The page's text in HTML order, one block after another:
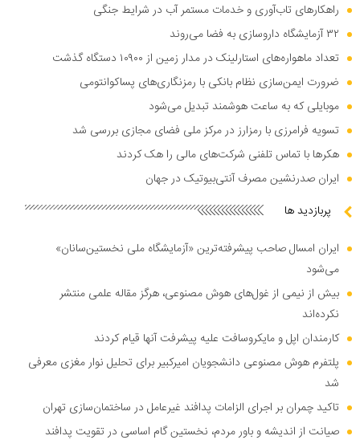
راهکار‌های تاب‌آوری و خدمات مستمر آب در شرایط جنگی
۳۲ آزمایشگاه داروسازی به فضا می‌روند
تعداد ماهواره‌های استارلینک در مدار زمین از ۱۰۹۰۰ دستگاه گذشت
ضرورت ایمن‌سازی نظام بانکی با رمزنگاری‌های پساکوانتومی
موبایلی که به ساعت هوشمند تبدیل می‌شود
تسویه فرامرزی با رمزارز در مرکز ملی فضای مجازی بررسی شد
هکر‌ها با تماس تلفنی شرکت‌های مالی را هک کردند
ایران صدرنشین مصرف آنتی‌بیوتیک در جهان
پربازدید ها
ایران امسال صاحب پیشرفته‌ترین «آزمایشگاه ملی نخستین‌سانان»
می‌شود
بیش از نیمی از غول‌های هوش مصنوعی، هرگز مقاله علمی منتشر
نکرده‌اند
کارمندان اپل و مایکروسافت علیه پیشرفت آنها قیام کردند
پلتفرم هوش مصنوعی دانشجویان امیرکبیر برای تحلیل نوار مغزی معرفی
شد
تاکید چمران بر اجرای الزامات پدافند غیرعامل در ساختمان‌سازی تهران
صیانت از اندیشه و باور مردم، نخستین گام اساسی در تقویت پدافند